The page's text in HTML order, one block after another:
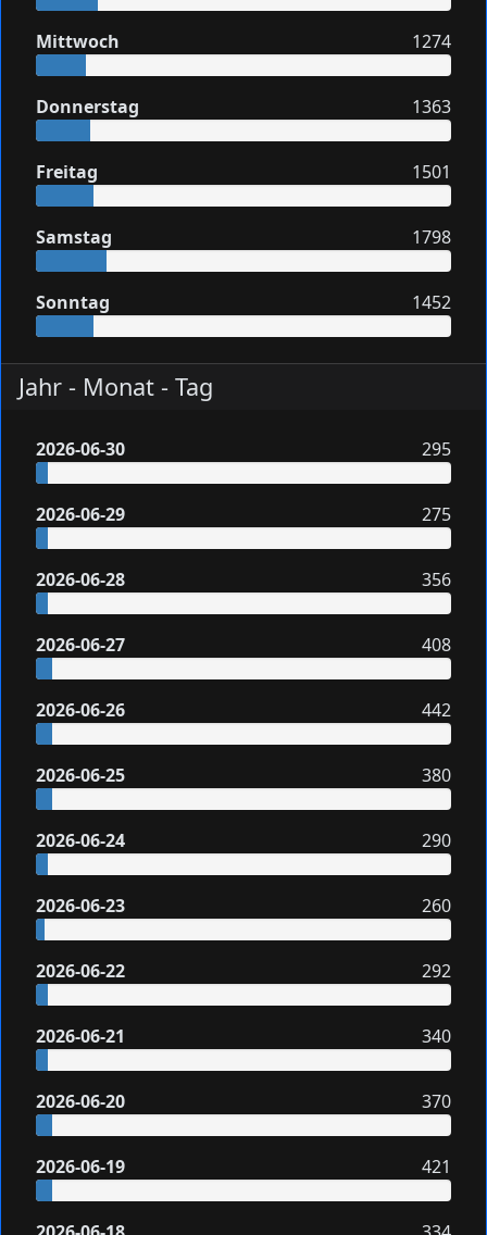
Mittwoch 1274
Donnerstag 1363
Freitag 1501
Samstag 1798
Sonntag 1452
Jahr - Monat - Tag
2026-06-30 295
2026-06-29 275
2026-06-28 356
2026-06-27 408
2026-06-26 442
2026-06-25 380
2026-06-24 290
2026-06-23 260
2026-06-22 292
2026-06-21 340
2026-06-20 370
2026-06-19 421